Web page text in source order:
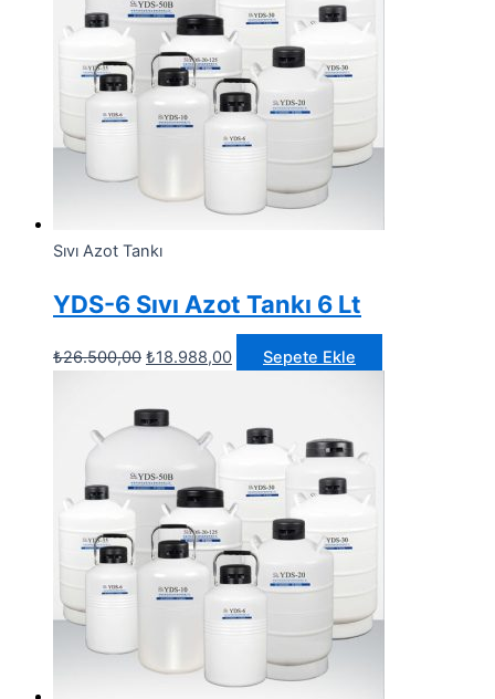
Sıvı Azot Tankı
YDS-6 Sıvı Azot Tankı 6 Lt
₺26.500,00 Orijinal
₺26.500,00.
₺18.988,00Şu
₺18.988,00.
Sepete Ekle